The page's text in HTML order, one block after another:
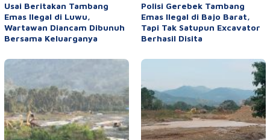
Usai Beritakan Tambang
Emas Ilegal di Luwu,
Wartawan Diancam Dibunuh
Bersama Keluarganya
Polisi Gerebek Tambang
Emas Ilegal di Bajo Barat,
Tapi Tak Satupun Excavator
Berhasil Disita